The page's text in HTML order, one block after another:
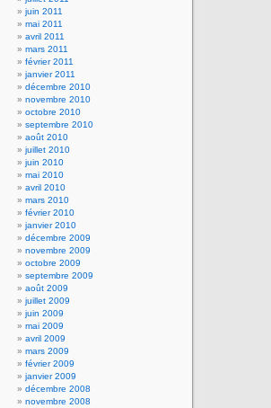
juin 2011
mai 2011
avril 2011
mars 2011
février 2011
janvier 2011
décembre 2010
novembre 2010
octobre 2010
septembre 2010
août 2010
juillet 2010
juin 2010
mai 2010
avril 2010
mars 2010
février 2010
janvier 2010
décembre 2009
novembre 2009
octobre 2009
septembre 2009
août 2009
juillet 2009
juin 2009
mai 2009
avril 2009
mars 2009
février 2009
janvier 2009
décembre 2008
novembre 2008